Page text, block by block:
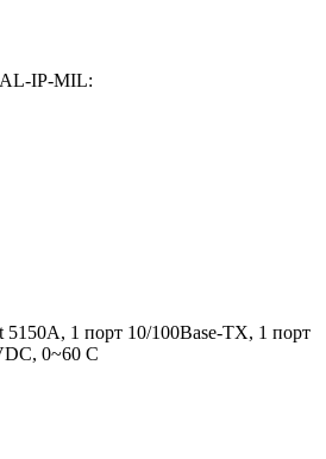
IP-MIL:
5150A, 1 порт 10/100Base-TX, 1 порт
0~60 С